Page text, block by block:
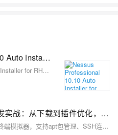
Nessus Professional 10.10 Auto Installer for RHEL 10, AlmaLinux 10, Rocky Linux 10 - Nessus 自动化安装程序
Nessus Professional 10.10 Auto Installer for RHEL 10, AlmaLinux 10, Rocky Linux 10 - Nessus 自动化安装程序
Termux安卓终端美化与开发实战：从下载到插件优化，小白也能玩转Linux
Termux是一款安卓平台上的开源终端模拟器，支持apt包管理、SSH连接及Python/Node.js/C++开发环境搭建，被誉为“手机上的Linux系统”。其特点包括零ROOT权限、跨平台开发和强大扩展性。本文详细介绍其安装准备、基础与高级环境配置、必备插件推荐、常见问题解决方法以及延伸学习资源，帮助用户充分利用Termux进行开发与学习。适用于Android 7+设备，原创内容转载请注明来源。